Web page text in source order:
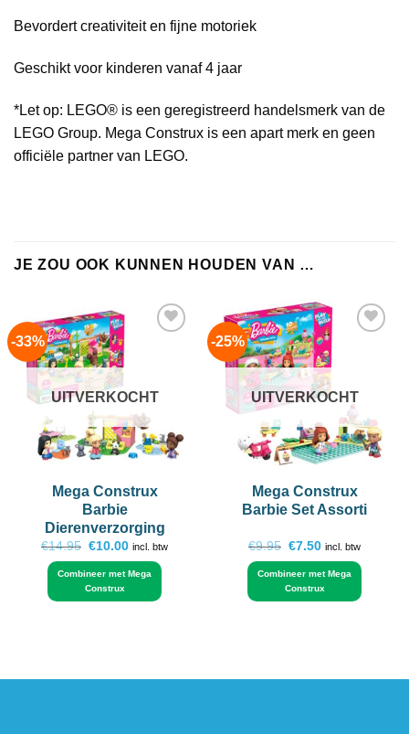
Bevordert creativiteit en fijne motoriek
Geschikt voor kinderen vanaf 4 jaar
*Let op: LEGO® is een geregistreerd handelsmerk van de
LEGO Group. Mega Construx is een apart merk en geen
officiële partner van LEGO.
JE ZOU OOK KUNNEN HOUDEN VAN …
-33%
UITVERKOCHT
Mega Construx
Barbie
Dierenverzorging
€14.95 Oorspronkelijke
was:
€14.95.
€10.00Huidige
is:
€10.00.
incl. btw
Combineer met Mega
Construx
-25%
UITVERKOCHT
Mega Construx
Barbie Set Assorti
€9.95 Oorspronkelijke
was:
€9.95.
€7.50Huidige
is:
€7.50.
incl. btw
Combineer met Mega
Construx